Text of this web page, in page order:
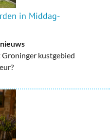
in Middag-
kustgebied